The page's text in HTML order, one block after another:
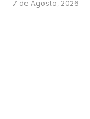
7 de Agosto, 2026